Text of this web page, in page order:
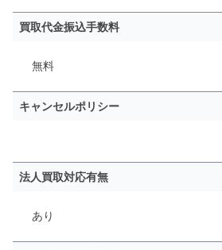
買取代金振込手数料
無料
キャンセルポリシー
法人買取対応有無
あり